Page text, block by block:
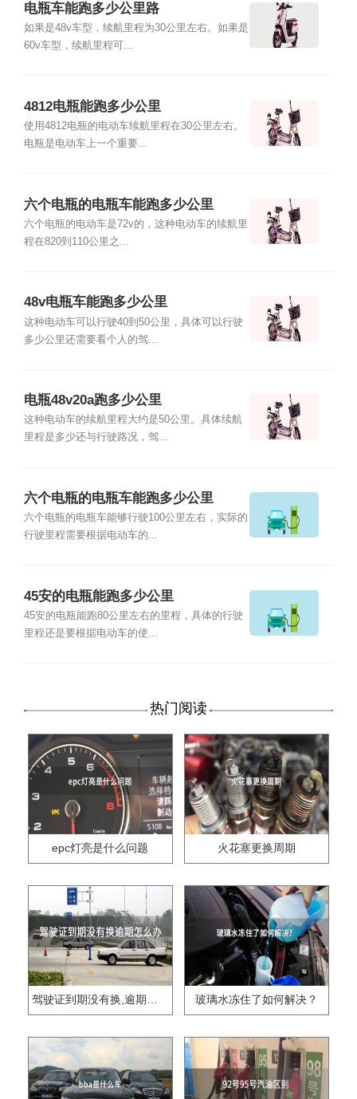
电瓶车能跑多少公里路
如果是48v车型，续航里程为30公里左右。如果是
60v车型，续航里程可...
4812电瓶能跑多少公里
使用4812电瓶的电动车续航里程在30公里左右。
电瓶是电动车上一个重要...
六个电瓶的电瓶车能跑多少公里
六个电瓶的电动车是72v的，这种电动车的续航里
程在820到110公里之...
48v电瓶车能跑多少公里
这种电动车可以行驶40到50公里，具体可以行驶
多少公里还需要看个人的驾...
电瓶48v20a跑多少公里
这种电动车的续航里程大约是50公里。具体续航
里程是多少还与行驶路况，驾...
六个电瓶的电瓶车能跑多少公里
六个电瓶的电瓶车能够行驶100公里左右，实际的
行驶里程需要根据电动车的...
45安的电瓶能跑多少公里
45安的电瓶能跑80公里左右的里程，具体的行驶
里程还是要根据电动车的使...
热门阅读
epc灯亮是什么问题 火花塞更换周期
驾驶证到期没有换,逾期怎么办?? 玻璃水冻住了如何解决？